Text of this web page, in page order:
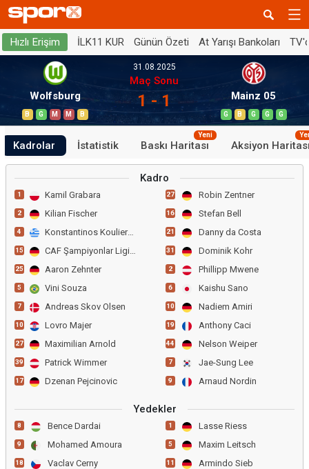
Hızlı Erişim İLK11 KUR Günün Özeti At Yarışı Bankoları
Wolfsburg
B G M M B
31.08.2025
Maç Sonu
1 - 1 Mainz 05
G B G G G
Kadrolar İstatistik Baskı Haritası
Yeni
Aksiyon
Kadro
1 Kamil Grabara
2 Kilian Fischer
4 Konstantinos Koulierakis
15 CAF Şampiyonlar Ligi Grp
25 Aaron Zehnter
5 Vini Souza
7 Andreas Skov Olsen
10 Lovro Majer
27 Maximilian Arnold
39 Patrick Wimmer
17 Dzenan Pejcinovic
27 Robin Zentner
16 Stefan Bell
21 Danny da Costa
31 Dominik Kohr
2 Phillipp Mwene
6 Kaishu Sano
10 Nadiem Amiri
19 Anthony Caci
44 Nelson Weiper
7 Jae-Sung Lee
9 Arnaud Nordin
Yedekler
8 Bence Dardai
9 Mohamed Amoura
18 Vaclav Cerny
1 Lasse Riess
5 Maxim Leitsch
11 Armindo Sieb